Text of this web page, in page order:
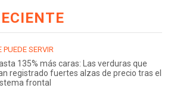
PUEDE SERVIR
135% más caras: Las verduras que
registrado fuertes alzas de precio tras el
frontal